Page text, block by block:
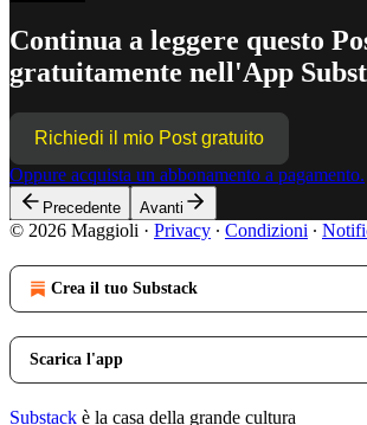
Continua a leggere questo
gratuitamente nell'App
Richiedi il mio Post gratuito
Oppure acquista un abbonamento a pagamento.
Precedente Avanti
© 2026 Maggioli · Privacy ∙ Condizioni ∙
Crea il tuo Substack
Scarica l'app
Substack è la casa della grande cultura